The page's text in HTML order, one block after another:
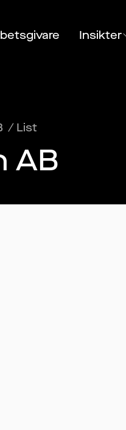
Insikter
/ List
AB